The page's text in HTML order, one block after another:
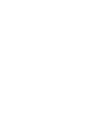
Media
Medien